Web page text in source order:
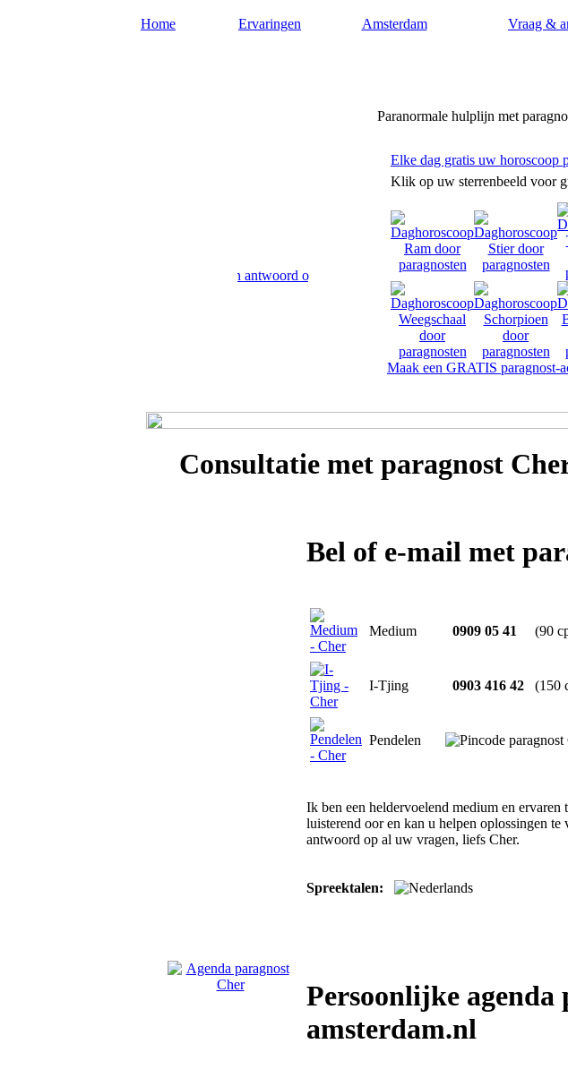
Home Ervaringen Amsterdam Vraag &
Paranormale hulplijn met
paranormaal advies en antwoord op uw levensvragen. Toekomstvoorspellingen door
Elke dag gratis uw horoscoop
Klik op uw sterrenbeeld voor
Maak een GRATIS paragnost-
Consultatie met paragnost
Bel of e-mail met
Medium 0909 05 41 (90
I-Tjing 0903 416 42 (150
Pendelen
Ik ben een heldervoelend medium en
luisterend oor en kan u helpen oplossingen
antwoord op al uw vragen, liefs Cher.
Spreektalen:
Persoonlijke agenda
amsterdam.nl